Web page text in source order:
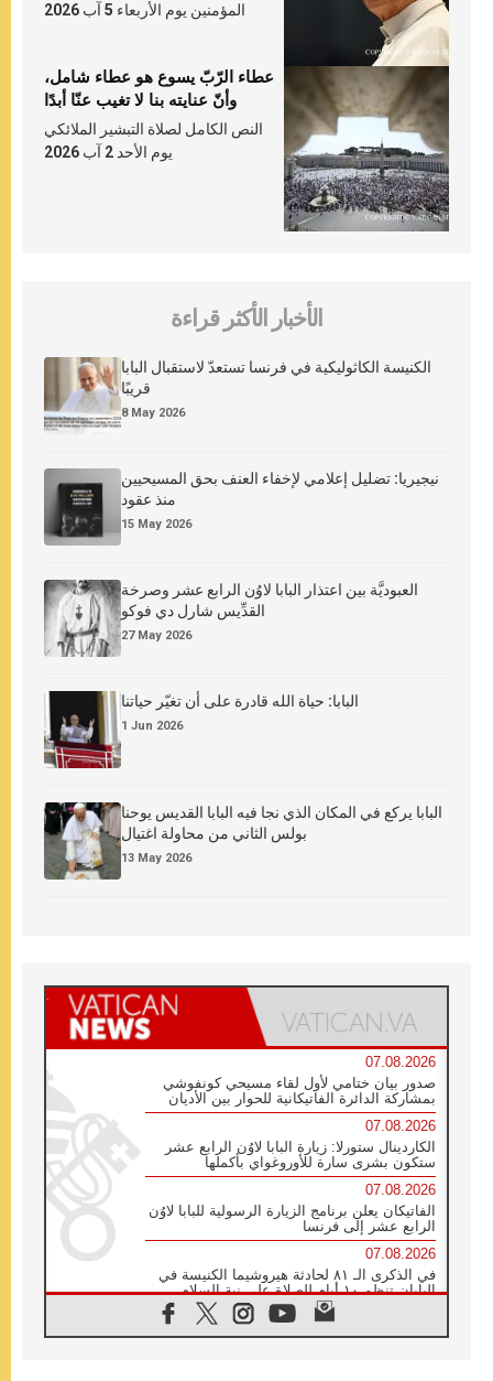
المؤمنين يوم الأربعاء 5 آب 2026
عطاء الرّبّ يسوع هو عطاء شامل،
وأنّ عنايته بنا لا تغيب عنّا أبدًا
النص الكامل لصلاة التبشير الملائكي
يوم الأحد 2 آب 2026
الأخبار الأكثر قراءة
الكنيسة الكاثوليكية في فرنسا تستعدّ لاستقبال البابا
قريبًا
8 May 2026
نيجيريا: تضليل إعلامي لإخفاء العنف بحق المسيحيين
منذ عقود
15 May 2026
العبوديَّة بين اعتذار البابا لاوُن الرابع عشر وصرخة
القدِّيس شارل دي فوكو
27 May 2026
البابا: حياة الله قادرة على أن تغيّر حياتنا
1 Jun 2026
البابا يركع في المكان الذي نجا فيه البابا القديس يوحنا
بولس الثاني من محاولة اغتيال
13 May 2026
07.08.2026
صدور بيان ختامي لأول لقاء مسيحي كونفوشي
بمشاركة الدائرة الفاتيكانية للحوار بين الأديان
07.08.2026
الكاردينال ستورلا: زيارة البابا لاوُن الرابع عشر
ستكون بشرى سارة للأوروغواي بأكملها
07.08.2026
الفاتيكان يعلن برنامج الزيارة الرسولية للبابا لاوُن
الرابع عشر إلى فرنسا
07.08.2026
في الذكرى الـ ٨١ لحادثة هيروشيما الكنيسة في
اليابان تنظم ١٠ أيام للصلاة على نية السلام
الكنيسة في الأوروغواي: زيارة البابا ستعزز